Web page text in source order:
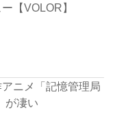
【VOLOR】
ニメ「記憶管理局
が凄い